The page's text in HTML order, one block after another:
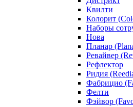
Квилти
Колорит
Наборы
Нова
Планар
Ревайвер
Рефлектор
Ридия
Фабрицио
Фелти
Фэйвор